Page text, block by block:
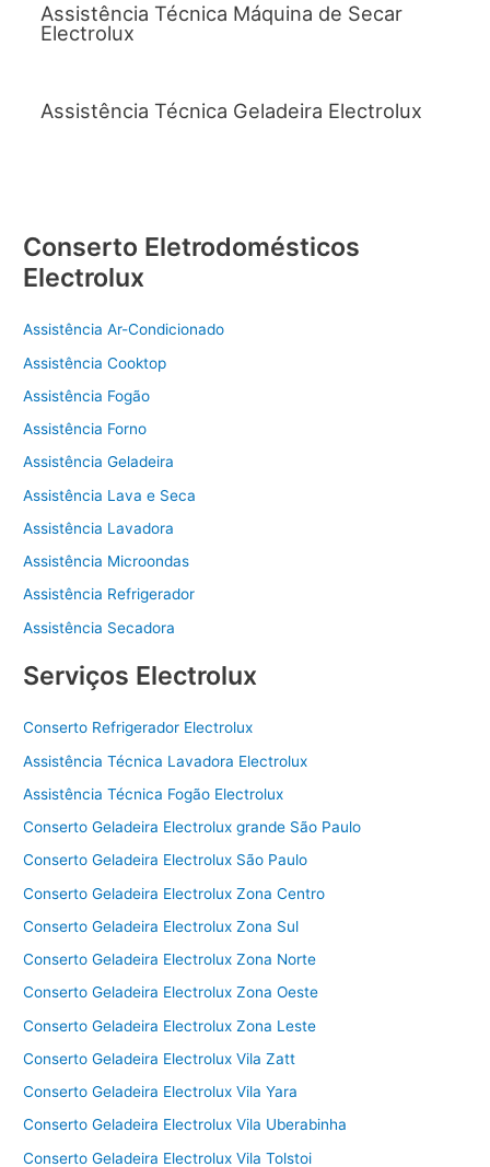
Assistência Técnica Máquina de Secar
Electrolux
Assistência Técnica Geladeira Electrolux
Conserto Eletrodomésticos
Electrolux
Assistência Ar-Condicionado
Assistência Cooktop
Assistência Fogão
Assistência Forno
Assistência Geladeira
Assistência Lava e Seca
Assistência Lavadora
Assistência Microondas
Assistência Refrigerador
Assistência Secadora
Serviços Electrolux
Conserto Refrigerador Electrolux
Assistência Técnica Lavadora Electrolux
Assistência Técnica Fogão Electrolux
Conserto Geladeira Electrolux grande São Paulo
Conserto Geladeira Electrolux São Paulo
Conserto Geladeira Electrolux Zona Centro
Conserto Geladeira Electrolux Zona Sul
Conserto Geladeira Electrolux Zona Norte
Conserto Geladeira Electrolux Zona Oeste
Conserto Geladeira Electrolux Zona Leste
Conserto Geladeira Electrolux Vila Zatt
Conserto Geladeira Electrolux Vila Yara
Conserto Geladeira Electrolux Vila Uberabinha
Conserto Geladeira Electrolux Vila Tolstoi